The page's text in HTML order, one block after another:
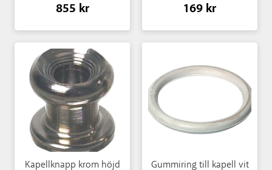
855 kr 169 kr
Kapellknapp krom höjd
Gummiring till kapell vit